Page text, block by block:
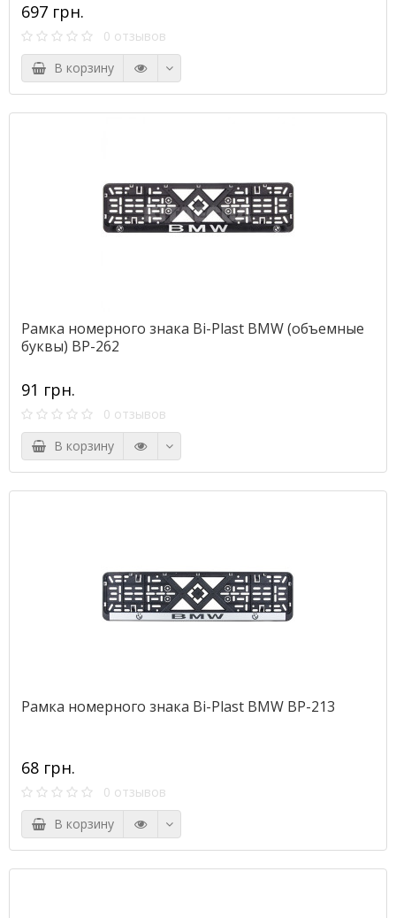
697 грн.
0 отзывов
В корзину
Рамка номерного знака Bi-Plast BMW (объемные
буквы) BP-262
91 грн.
0 отзывов
В корзину
Рамка номерного знака Bi-Plast BMW BP-213
68 грн.
0 отзывов
В корзину